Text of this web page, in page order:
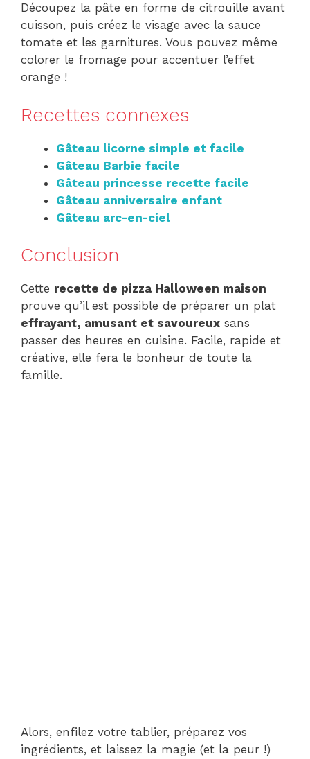
Découpez la pâte en forme de citrouille avant
cuisson, puis créez le visage avec la sauce
tomate et les garnitures. Vous pouvez même
colorer le fromage pour accentuer l’effet
orange !
Recettes connexes
Gâteau licorne simple et facile
Gâteau Barbie facile
Gâteau princesse recette facile
Gâteau anniversaire enfant
Gâteau arc-en-ciel
Conclusion
Cette recette de pizza Halloween maison
prouve qu’il est possible de préparer un plat
effrayant, amusant et savoureux sans
passer des heures en cuisine. Facile, rapide et
créative, elle fera le bonheur de toute la
famille.
Alors, enfilez votre tablier, préparez vos
ingrédients, et laissez la magie (et la peur !)